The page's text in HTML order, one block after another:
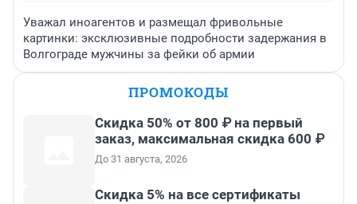
Уважал иноагентов и размещал фривольные
картинки: эксклюзивные подробности задержания в
Волгограде мужчины за фейки об армии
ПРОМОКОДЫ
Скидка 50% от 800 ₽ на первый
заказ, максимальная скидка 600 ₽
До 31 августа, 2026
Скидка 5% на все сертификаты